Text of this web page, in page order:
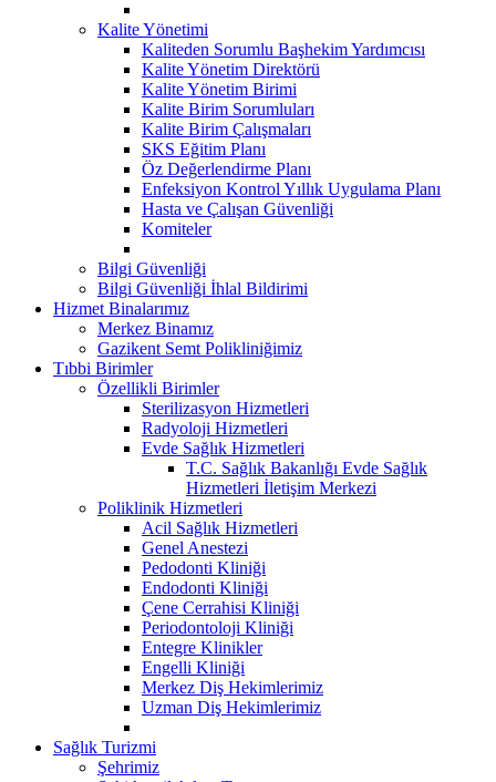
Kalite Yönetimi
Kaliteden Sorumlu Başhekim Yardımcısı
Kalite Yönetim Direktörü
Kalite Yönetim Birimi
Kalite Birim Sorumluları
Kalite Birim Çalışmaları
SKS Eğitim Planı
Öz Değerlendirme Planı
Enfeksiyon Kontrol Yıllık Uygulama Planı
Hasta ve Çalışan Güvenliği
Komiteler
Bilgi Güvenliği
Bilgi Güvenliği İhlal Bildirimi
Hizmet Binalarımız
Merkez Binamız
Gazikent Semt Polikliniğimiz
Tıbbi Birimler
Özellikli Birimler
Sterilizasyon Hizmetleri
Radyoloji Hizmetleri
Evde Sağlık Hizmetleri
T.C. Sağlık Bakanlığı Evde Sağlık
Hizmetleri İletişim Merkezi
Poliklinik Hizmetleri
Acil Sağlık Hizmetleri
Genel Anestezi
Pedodonti Kliniği
Endodonti Kliniği
Çene Cerrahisi Kliniği
Periodontoloji Kliniği
Entegre Klinikler
Engelli Kliniği
Merkez Diş Hekimlerimiz
Uzman Diş Hekimlerimiz
Sağlık Turizmi
Şehrimiz